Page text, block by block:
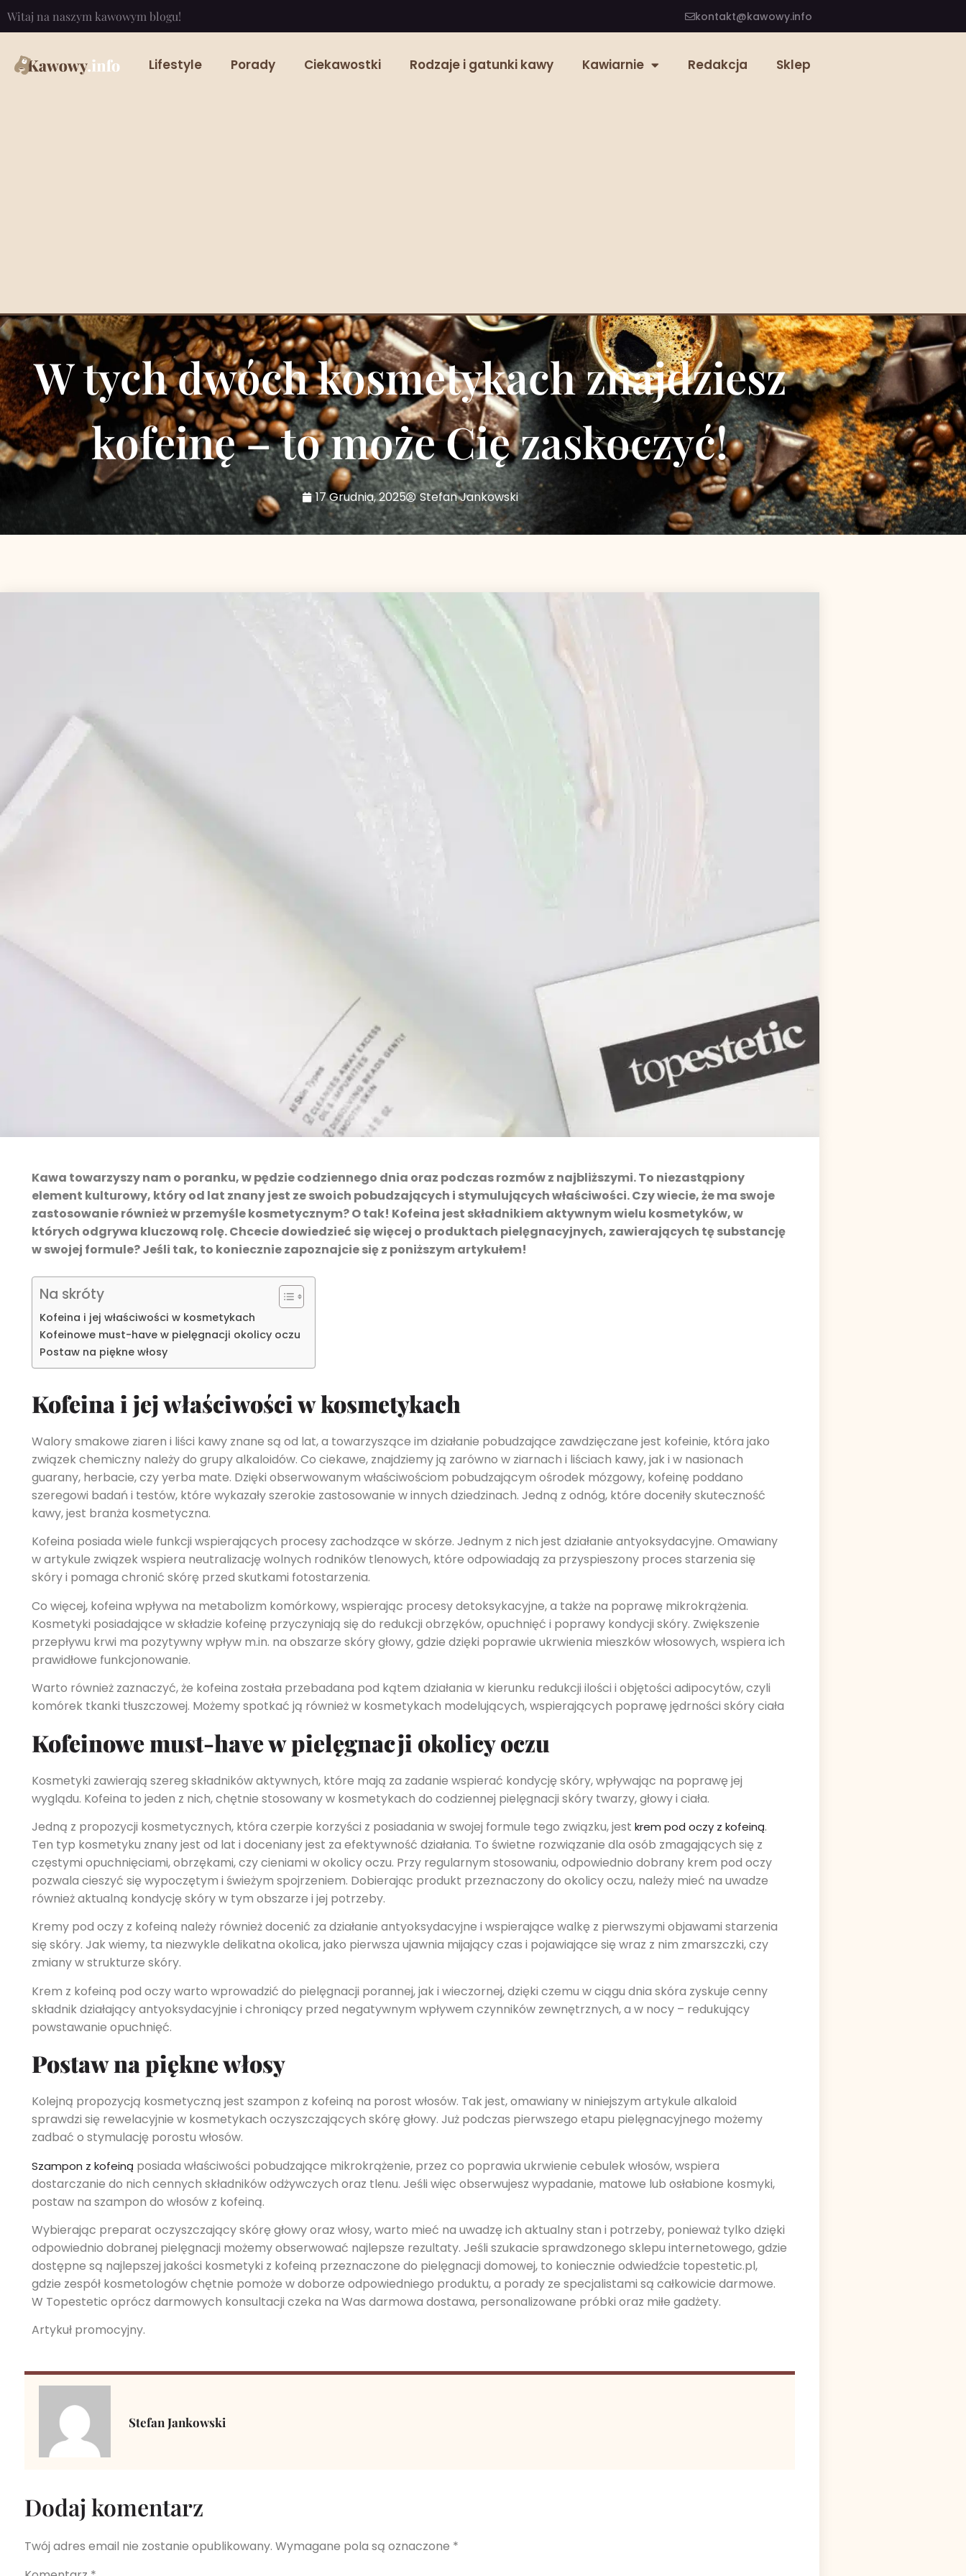
Witaj na naszym kawowym blogu! kontakt@kawowy.info
Lifestyle Porady Ciekawostki Rodzaje i gatunki kawy Kawiarnie Redakcja Sklep
W tych dwóch kosmetykach znajdziesz
kofeinę – to może Cię zaskoczyć!
17 Grudnia, 2025 Stefan Jankowski
Kawa towarzyszy nam o poranku, w pędzie codziennego dnia oraz podczas rozmów z najbliższymi. To niezastąpiony
element kulturowy, który od lat znany jest ze swoich pobudzających i stymulujących właściwości. Czy wiecie, że ma swoje
zastosowanie również w przemyśle kosmetycznym? O tak! Kofeina jest składnikiem aktywnym wielu kosmetyków, w
których odgrywa kluczową rolę. Chcecie dowiedzieć się więcej o produktach pielęgnacyjnych, zawierających tę substancję
w swojej formule? Jeśli tak, to koniecznie zapoznajcie się z poniższym artykułem!
Na skróty
Kofeina i jej właściwości w kosmetykach
Kofeinowe must-have w pielęgnacji okolicy oczu
Postaw na piękne włosy
Kofeina i jej właściwości w kosmetykach
Walory smakowe ziaren i liści kawy znane są od lat, a towarzyszące im działanie pobudzające zawdzięczane jest kofeinie, która jako
związek chemiczny należy do grupy alkaloidów. Co ciekawe, znajdziemy ją zarówno w ziarnach i liściach kawy, jak i w nasionach
guarany, herbacie, czy yerba mate. Dzięki obserwowanym właściwościom pobudzającym ośrodek mózgowy, kofeinę poddano
szeregowi badań i testów, które wykazały szerokie zastosowanie w innych dziedzinach. Jedną z odnóg, które doceniły skuteczność
kawy, jest branża kosmetyczna.
Kofeina posiada wiele funkcji wspierających procesy zachodzące w skórze. Jednym z nich jest działanie antyoksydacyjne. Omawiany
w artykule związek wspiera neutralizację wolnych rodników tlenowych, które odpowiadają za przyspieszony proces starzenia się
skóry i pomaga chronić skórę przed skutkami fotostarzenia.
Co więcej, kofeina wpływa na metabolizm komórkowy, wspierając procesy detoksykacyjne, a także na poprawę mikrokrążenia.
Kosmetyki posiadające w składzie kofeinę przyczyniają się do redukcji obrzęków, opuchnięć i poprawy kondycji skóry. Zwiększenie
przepływu krwi ma pozytywny wpływ m.in. na obszarze skóry głowy, gdzie dzięki poprawie ukrwienia mieszków włosowych, wspiera ich
prawidłowe funkcjonowanie.
Warto również zaznaczyć, że kofeina została przebadana pod kątem działania w kierunku redukcji ilości i objętości adipocytów, czyli
komórek tkanki tłuszczowej. Możemy spotkać ją również w kosmetykach modelujących, wspierających poprawę jędrności skóry ciała
Kofeinowe must-have w pielęgnacji okolicy oczu
Kosmetyki zawierają szereg składników aktywnych, które mają za zadanie wspierać kondycję skóry, wpływając na poprawę jej
wyglądu. Kofeina to jeden z nich, chętnie stosowany w kosmetykach do codziennej pielęgnacji skóry twarzy, głowy i ciała.
Jedną z propozycji kosmetycznych, która czerpie korzyści z posiadania w swojej formule tego związku, jest krem pod oczy z kofeiną.
Ten typ kosmetyku znany jest od lat i doceniany jest za efektywność działania. To świetne rozwiązanie dla osób zmagających się z
częstymi opuchnięciami, obrzękami, czy cieniami w okolicy oczu. Przy regularnym stosowaniu, odpowiednio dobrany krem pod oczy
pozwala cieszyć się wypoczętym i świeżym spojrzeniem. Dobierając produkt przeznaczony do okolicy oczu, należy mieć na uwadze
również aktualną kondycję skóry w tym obszarze i jej potrzeby.
Kremy pod oczy z kofeiną należy również docenić za działanie antyoksydacyjne i wspierające walkę z pierwszymi objawami starzenia
się skóry. Jak wiemy, ta niezwykle delikatna okolica, jako pierwsza ujawnia mijający czas i pojawiające się wraz z nim zmarszczki, czy
zmiany w strukturze skóry.
Krem z kofeiną pod oczy warto wprowadzić do pielęgnacji porannej, jak i wieczornej, dzięki czemu w ciągu dnia skóra zyskuje cenny
składnik działający antyoksydacyjnie i chroniący przed negatywnym wpływem czynników zewnętrznych, a w nocy – redukujący
powstawanie opuchnięć.
Postaw na piękne włosy
Kolejną propozycją kosmetyczną jest szampon z kofeiną na porost włosów. Tak jest, omawiany w niniejszym artykule alkaloid
sprawdzi się rewelacyjnie w kosmetykach oczyszczających skórę głowy. Już podczas pierwszego etapu pielęgnacyjnego możemy
zadbać o stymulację porostu włosów.
Szampon z kofeiną posiada właściwości pobudzające mikrokrążenie, przez co poprawia ukrwienie cebulek włosów, wspiera
dostarczanie do nich cennych składników odżywczych oraz tlenu. Jeśli więc obserwujesz wypadanie, matowe lub osłabione kosmyki,
postaw na szampon do włosów z kofeiną.
Wybierając preparat oczyszczający skórę głowy oraz włosy, warto mieć na uwadzę ich aktualny stan i potrzeby, ponieważ tylko dzięki
odpowiednio dobranej pielęgnacji możemy obserwować najlepsze rezultaty. Jeśli szukacie sprawdzonego sklepu internetowego, gdzie
dostępne są najlepszej jakości kosmetyki z kofeiną przeznaczone do pielęgnacji domowej, to koniecznie odwiedźcie topestetic.pl,
gdzie zespół kosmetologów chętnie pomoże w doborze odpowiedniego produktu, a porady ze specjalistami są całkowicie darmowe.
W Topestetic oprócz darmowych konsultacji czeka na Was darmowa dostawa, personalizowane próbki oraz miłe gadżety.
Artykuł promocyjny.
Stefan Jankowski
Dodaj komentarz
Twój adres email nie zostanie opublikowany. Wymagane pola są oznaczone *